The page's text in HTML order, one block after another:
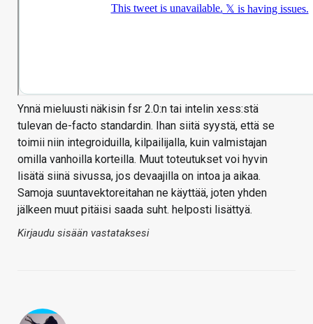
Ynnä mieluusti näkisin fsr 2.0:n tai intelin xess:stä
tulevan de-facto standardin. Ihan siitä syystä, että se
toimii niin integroiduilla, kilpailijalla, kuin valmistajan
omilla vanhoilla korteilla. Muut toteutukset voi hyvin
lisätä siinä sivussa, jos devaajilla on intoa ja aikaa.
Samoja suuntavektoreitahan ne käyttää, joten yhden
jälkeen muut pitäisi saada suht. helposti lisättyä.
Kirjaudu sisään vastataksesi